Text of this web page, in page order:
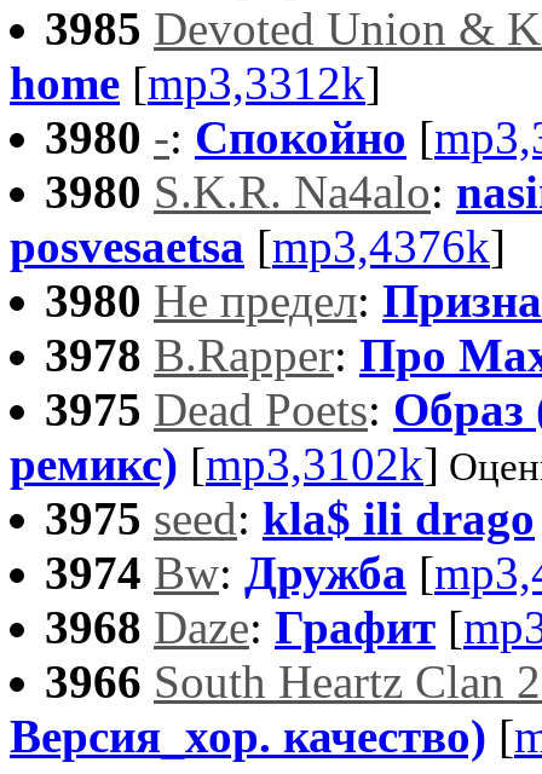
3985 Devoted Union &
home [mp3,3312k]
3980 -: Спокойно [
3980 S.K.R. Na4alo:
posvesaetsa [mp3,4376k]
3980 Не предел:
3978 B.Rapper: Про
3975 Dead Poets: Образ
ремикс) [mp3,3102k]
3975 seed: kla$ ili drago
3974 Bw: Дружба [
3968 Daze: Графит [
3966 South Heartz Clan
Версия_хор. качество) [